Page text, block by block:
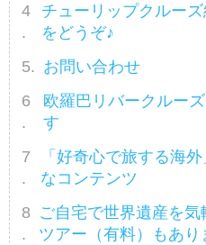
チューリップクルー
をどうぞ♪
お問い合わせ
欧羅巴リバークルー
す
「好奇心で旅する海
なコンテンツ
ご自宅で世界遺産を
ツアー（有料）もあり